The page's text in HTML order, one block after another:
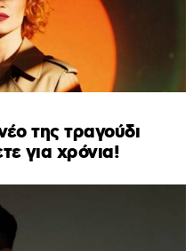
της τραγούδι
για χρόνια!